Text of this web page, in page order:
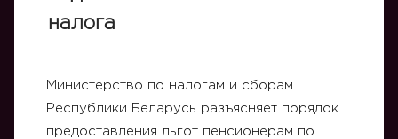
налога
Министерство по налогам и сборам
Республики Беларусь разъясняет порядок
предоставления льгот пенсионерам по